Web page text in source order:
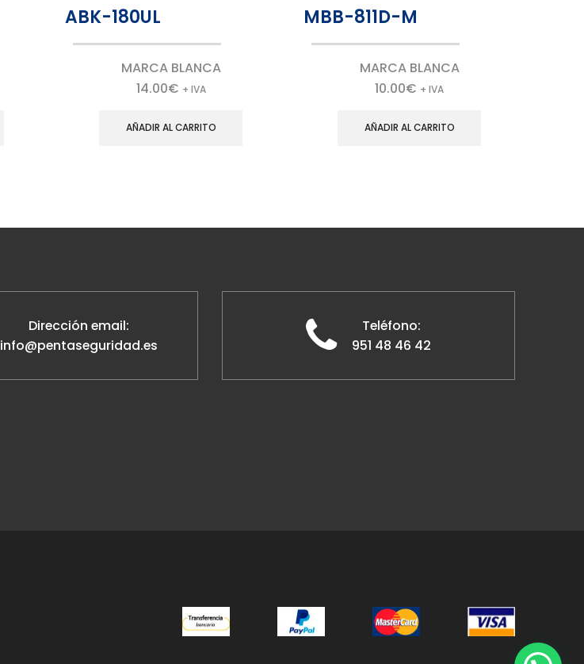
ABK-180UL
MARCA BLANCA
14.00€ + IVA
AÑADIR AL CARRITO
MBB-811D-M
MARCA BLANCA
10.00€ + IVA
AÑADIR AL CARRITO
Dirección email:
info@pentaseguridad.es
Teléfono:
951 48 46 42